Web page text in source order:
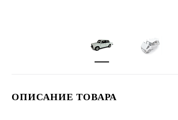
ОПИСАНИЕ ТОВАРА